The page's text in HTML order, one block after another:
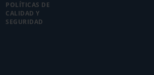
POLÍTICAS DE
CALIDAD Y
SEGURIDAD